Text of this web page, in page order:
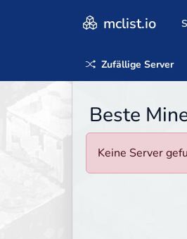
mclist.io
Zufällige Server
Beste
Keine Server